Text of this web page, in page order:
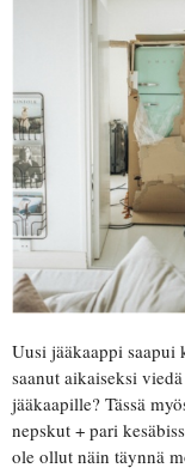
Uusi jääkaappi
saanut aikaiseksi
jääkaapille? Tässä
nepskut + pari
ole ollut näin täynnä